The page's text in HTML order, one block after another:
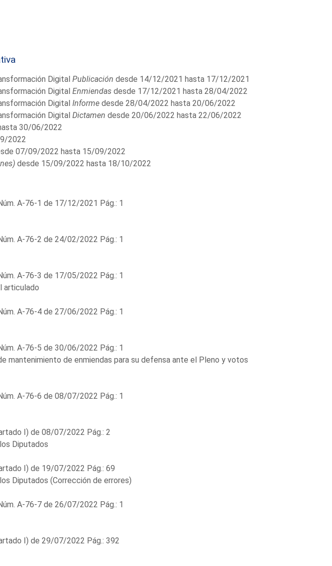
Digital Publicación desde 14/12/2021 hasta 17/12/2021
Digital Enmiendasdesde 17/12/2021 hasta 28/04/2022
Digital Informedesde 28/04/2022 hasta 20/06/2022
Digital Dictamen desde 20/06/2022 hasta 22/06/2022
30/06/2022
2022
07/09/2022 hasta 15/09/2022
desde 15/09/2022 hasta 18/10/2022
A-76-1 de 17/12/2021 Pág.: 1
A-76-2 de 24/02/2022 Pág.: 1
A-76-3 de 17/05/2022 Pág.: 1
articulado
A-76-4 de 27/06/2022 Pág.: 1
A-76-5 de 30/06/2022 Pág.: 1
mantenimiento de enmiendas para su defensa ante el Pleno y votos
A-76-6 de 08/07/2022 Pág.: 1
I) de 08/07/2022 Pág.: 2
Diputados
I) de 19/07/2022 Pág.: 69
Diputados (Corrección de errores)
A-76-7 de 26/07/2022 Pág.: 1
I) de 29/07/2022 Pág.: 392